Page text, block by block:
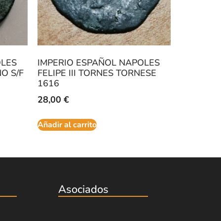
S/F
IMPERIO ESPAÑOL NAPOLES
FELIPE III TORNES TORNESE
1616
28,00 €
Añadir al carrito
Asociados